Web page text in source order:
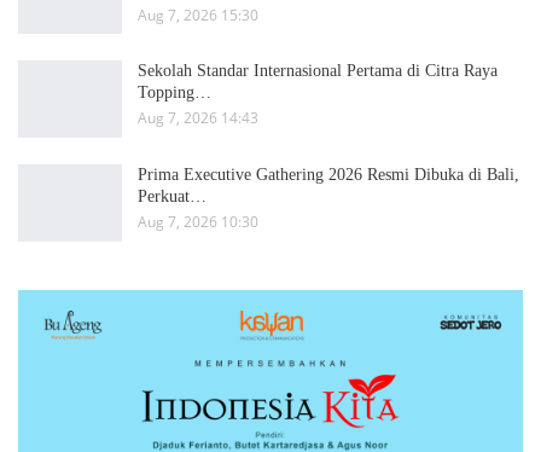
Aug 7, 2026 15:30
Sekolah Standar Internasional Pertama di Citra Raya
Topping…
Aug 7, 2026 14:43
Prima Executive Gathering 2026 Resmi Dibuka di Bali,
Perkuat…
Aug 7, 2026 10:30